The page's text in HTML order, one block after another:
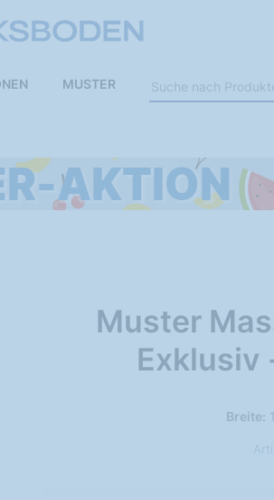
MUSTER
Muster
Exklusiv
Breite: